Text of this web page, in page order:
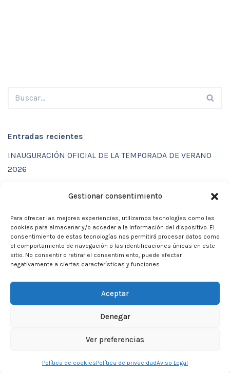
Gestionar consentimiento
Para ofrecer las mejores experiencias, utilizamos tecnologías como las
cookies para almacenar y/o acceder a la información del dispositivo. El
consentimiento de estas tecnologías nos permitirá procesar datos como
el comportamiento de navegación o las identificaciones únicas en este
sitio. No consentir o retirar el consentimiento, puede afectar
negativamente a ciertas características y funciones.
Aceptar
Denegar
Ver preferencias
Política de cookiesPolítica de privacidadAviso Legal
Entradas recientes
INAUGURACIÓN OFICIAL DE LA TEMPORADA DE VERANO
2026
CALENDARIO DE ACTIVIDADES VERANO 2026 – CLUB
MARTIA 86
ACTIVIDADES DE VERANO 2026
Política de Cookies